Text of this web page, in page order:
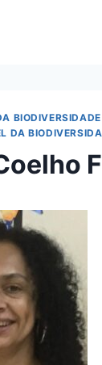
BIODIVERSIDADE
DA